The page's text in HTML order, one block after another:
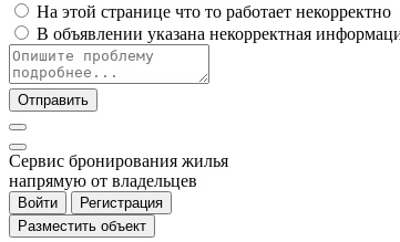
На этой странице что то работает некорректно
В объявлении указана некорректная
Отправить
Cервис бронирования жилья
напрямую от владельцев
Войти
Регистрация
Разместить объект